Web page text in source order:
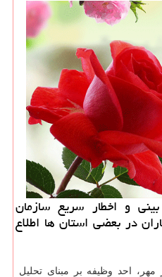
و اخطار سریع سازمان
در بعضی استان ها اطلاع
احد وظیفه بر مبنای تحلیل